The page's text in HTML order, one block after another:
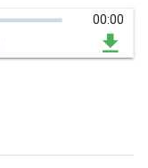
00:00